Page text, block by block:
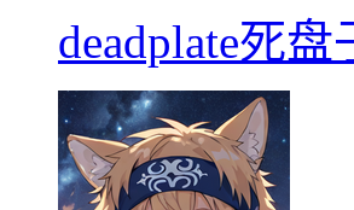
deadplate死盘